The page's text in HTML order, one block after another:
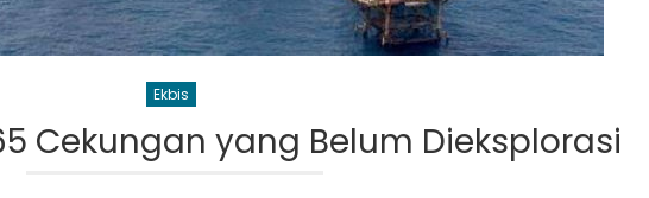
Ekbis
Cekungan yang Belum Dieksplorasi